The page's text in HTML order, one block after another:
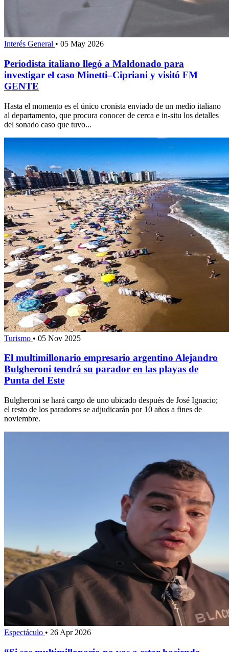
Interés General • 05 May 2026
Periodista italiano llegó a Maldonado para
investigar el caso Minetti–Cipriani y visitó FM
GENTE
Hasta el momento es el único cronista enviado de un medio italiano
al departamento, que procura conocer de cerca e in-situ los detalles
del sonado caso que tuvo...
Turismo • 05 Nov 2025
El multimillonario empresario argentino Alejandro
Bulgheroni tendrá su parador en las playas de
Punta del Este
Bulgheroni se hará cargo de uno ubicado después de José Ignacio;
el resto de los paradores se adjudicarán por 10 años a fines de
noviembre.
Espectáculo • 26 Apr 2026